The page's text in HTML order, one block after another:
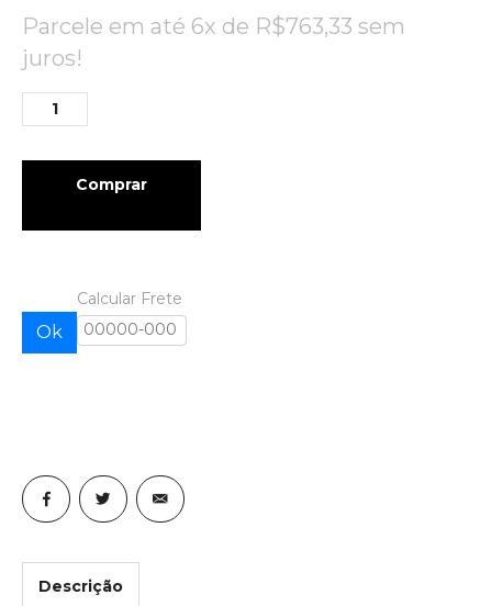
Parcele em até 6x de R$763,33 sem
juros!
Comprar
Calcular Frete
Ok
Descrição